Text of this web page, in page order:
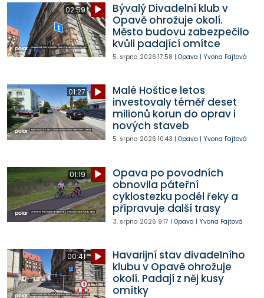
02:59
Bývalý Divadelní klub v
Opavě ohrožuje okolí.
Město budovu zabezpečilo
kvůli padající omítce
5. srpna 2026 17:58 | Opava | Yvona Fajtová
01:27
Malé Hoštice letos
investovaly téměř deset
milionů korun do oprav i
nových staveb
5. srpna 2026 10:43 | Opava | Yvona Fajtová
01:19
Opava po povodních
obnovila páteřní
cyklostezku podél řeky a
připravuje další trasy
3. srpna 2026 9:17 | Opava | Yvona Fajtová
00:41
Havarijní stav divadelního
klubu v Opavě ohrožuje
okolí. Padají z něj kusy
omítky